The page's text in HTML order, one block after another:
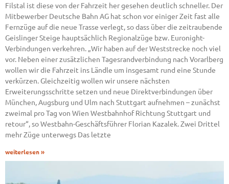
Filstal ist diese von der Fahrzeit her gesehen deutlich schneller. Der
Mitbewerber Deutsche Bahn AG hat schon vor einiger Zeit fast alle
Fernzüge auf die neue Trasse verlegt, so dass über die zeitraubende
Geislinger Steige hauptsächlich Regionalzüge bzw. Euronight-
Verbindungen verkehren. „Wir haben auf der Weststrecke noch viel
vor. Neben einer zusätzlichen Tagesrandverbindung nach Vorarlberg
wollen wir die Fahrzeit ins Ländle um insgesamt rund eine Stunde
verkürzen. Gleichzeitig wollen wir unsere nächsten
Erweiterungsschritte setzen und neue Direktverbindungen über
München, Augsburg und Ulm nach Stuttgart aufnehmen – zunächst
zweimal pro Tag von Wien Westbahnhof Richtung Stuttgart und
retour“, so Westbahn-Geschäftsführer Florian Kazalek. Zwei Drittel
mehr Züge unterwegs Das letzte
weiterlesen »